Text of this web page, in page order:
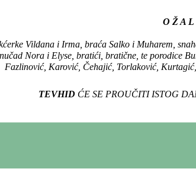
O Ž A
Vildana i Irma, braća Salko i Muharem,
Nora i Elyse, bratići, bratične, te porodice
Fazlinović, Karović, Čehajić, Torlaković,
TEVHIDĆE SE PROUČITI ISTOG